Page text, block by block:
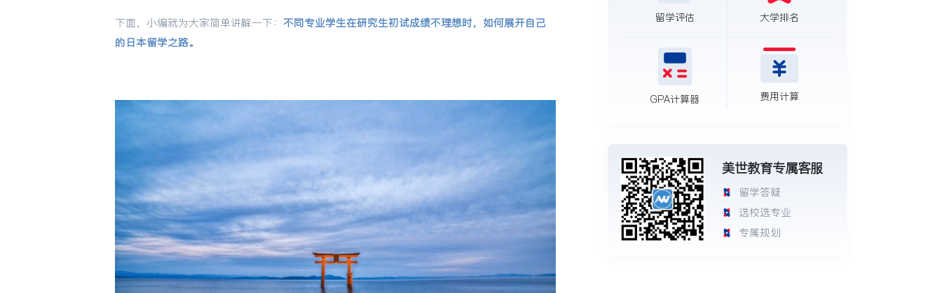
下面，小编就为大家简单讲解一下：不同专业学生在研究生初试成绩不理想时，如何展开自己
的日本留学之路。
留学评估 大学排名
GPA计算器 费用计算
美世教育专属客服
留学答疑
选校选专业
专属规划